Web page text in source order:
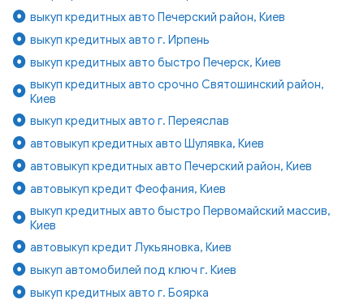
выкуп кредитных авто Печерский район, Киев
выкуп кредитных авто г. Ирпень
выкуп кредитных авто быстро Печерск, Киев
выкуп кредитных авто срочно Святошинский район,
Киев
выкуп кредитных авто г. Переяслав
автовыкуп кредитных авто Шулявка, Киев
автовыкуп кредитных авто Печерский район, Киев
автовыкуп кредит Феофания, Киев
выкуп кредитных авто быстро Первомайский массив,
Киев
автовыкуп кредит Лукьяновка, Киев
выкуп автомобилей под ключ г. Киев
выкуп кредитных авто г. Боярка